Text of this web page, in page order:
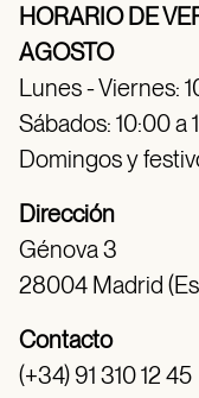
HORARIO DE
AGOSTO
Lunes - Viernes:
Sábados: 10:00 a
Domingos y
Dirección
Génova 3
28004 Madrid
Contacto
(+34) 91 310 12 45